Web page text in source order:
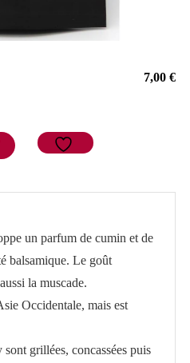
7,00€
un parfum de cumin et de
balsamique. Le goût
la muscade.
Occidentale, mais est
grillées, concassées puis